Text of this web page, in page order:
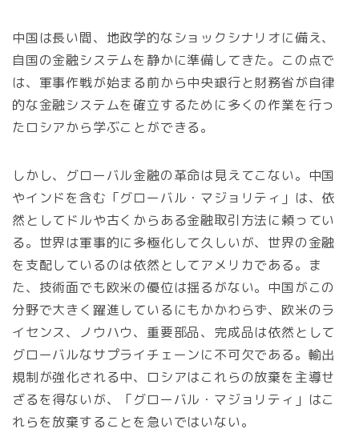
中国は長い間、地政学的なショックシナリオに備え、
自国の金融システムを静かに準備してきた。この点で
は、軍事作戦が始まる前から中央銀行と財務省が自律
的な金融システムを確立するために多くの作業を行っ
たロシアから学ぶことができる。
しかし、グローバル金融の革命は見えてこない。中国
やインドを含む「グローバル・マジョリティ」は、依
然としてドルや古くからある金融取引方法に頼ってい
る。世界は軍事的に多極化して久しいが、世界の金融
を支配しているのは依然としてアメリカである。ま
た、技術面でも欧米の優位は揺るがない。中国がこの
分野で大きく躍進しているにもかかわらず、欧米のラ
イセンス、ノウハウ、重要部品、完成品は依然として
グローバルなサプライチェーンに不可欠である。輸出
規制が強化される中、ロシアはこれらの放棄を主導せ
ざるを得ないが、「グローバル・マジョリティ」はこ
れらを放棄することを急いではいない。